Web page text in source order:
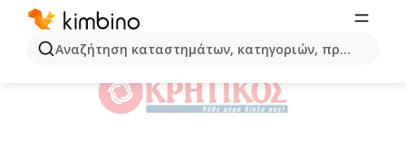
Αναζήτηση καταστημάτων, κατηγοριών, προϊόντων...